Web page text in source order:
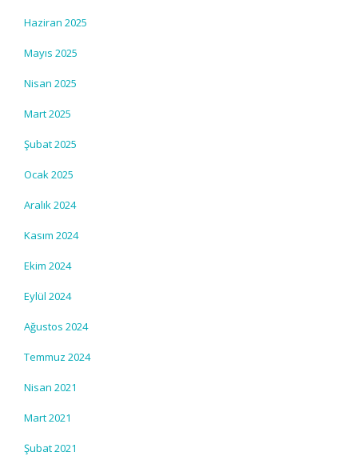
Haziran 2025
Mayıs 2025
Nisan 2025
Mart 2025
Şubat 2025
Ocak 2025
Aralık 2024
Kasım 2024
Ekim 2024
Eylül 2024
Ağustos 2024
Temmuz 2024
Nisan 2021
Mart 2021
Şubat 2021